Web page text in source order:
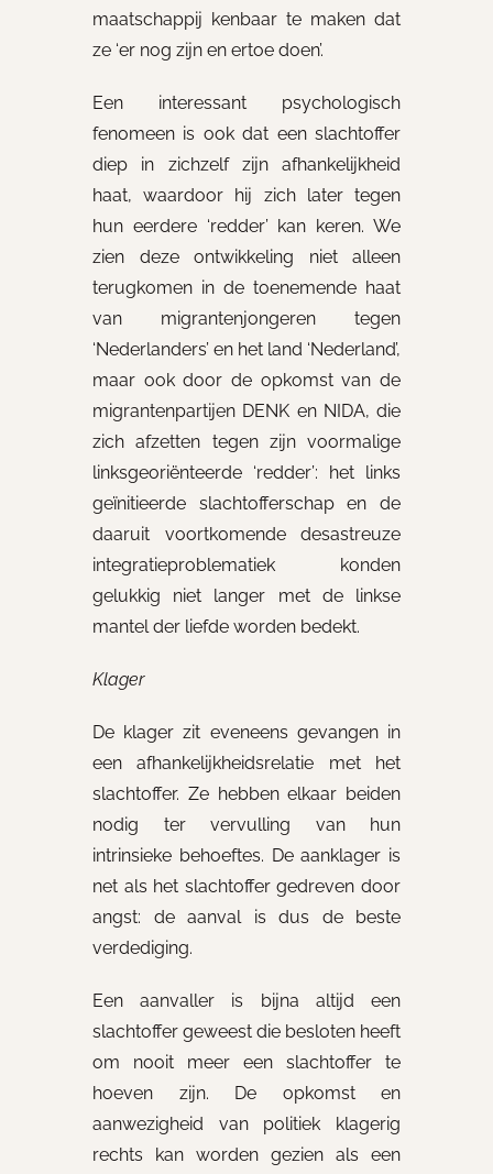
maatschappij kenbaar te maken dat
ze ‘er nog zijn en ertoe doen’.
Een interessant psychologisch
fenomeen is ook dat een slachtoffer
diep in zichzelf zijn afhankelijkheid
haat, waardoor hij zich later tegen
hun eerdere ‘redder’ kan keren. We
zien deze ontwikkeling niet alleen
terugkomen in de toenemende haat
van migrantenjongeren tegen
‘Nederlanders’ en het land ‘Nederland’,
maar ook door de opkomst van de
migrantenpartijen DENK en NIDA, die
zich afzetten tegen zijn voormalige
linksgeoriënteerde ‘redder’: het links
geïnitieerde slachtofferschap en de
daaruit voortkomende desastreuze
integratieproblematiek konden
gelukkig niet langer met de linkse
mantel der liefde worden bedekt.
Klager
De klager zit eveneens gevangen in
een afhankelijkheidsrelatie met het
slachtoffer. Ze hebben elkaar beiden
nodig ter vervulling van hun
intrinsieke behoeftes. De aanklager is
net als het slachtoffer gedreven door
angst: de aanval is dus de beste
verdediging.
Een aanvaller is bijna altijd een
slachtoffer geweest die besloten heeft
om nooit meer een slachtoffer te
hoeven zijn. De opkomst en
aanwezigheid van politiek klagerig
rechts kan worden gezien als een